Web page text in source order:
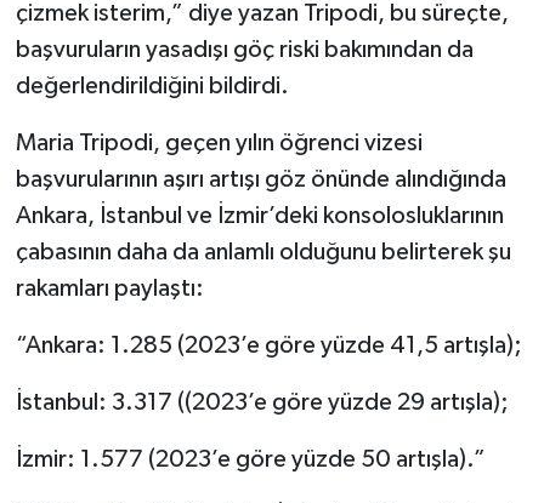
çizmek isterim,” diye yazan Tripodi, bu süreçte,
başvuruların yasadışı göç riski bakımından da
değerlendirildiğini bildirdi.
Maria Tripodi, geçen yılın öğrenci vizesi
başvurularının aşırı artışı göz önünde alındığında
Ankara, İstanbul ve İzmir’deki konsolosluklarının
çabasının daha da anlamlı olduğunu belirterek şu
rakamları paylaştı:
“Ankara: 1.285 (2023’e göre yüzde 41,5 artışla);
İstanbul: 3.317 ((2023’e göre yüzde 29 artışla);
İzmir: 1.577 (2023’e göre yüzde 50 artışla).”